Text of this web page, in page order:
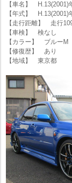
【車名】
【年式】 H.13(2001)
【走行距離】 走行
【車検】 検なし
【カラー】 ブルーM
【修復歴】 あり
【地域】 東京都